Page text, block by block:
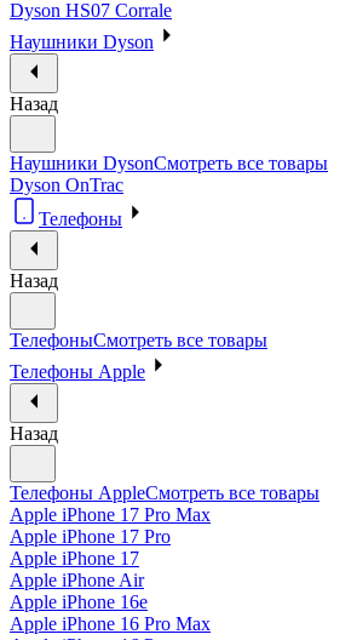
Dyson HS07 Corrale
Наушники Dyson
Назад
Наушники DysonСмотреть все товары
Dyson OnTrac
Телефоны
Назад
ТелефоныСмотреть все товары
Телефоны Apple
Назад
Телефоны AppleСмотреть все товары
Apple iPhone 17 Pro Max
Apple iPhone 17 Pro
Apple iPhone 17
Apple iPhone Air
Apple iPhone 16e
Apple iPhone 16 Pro Max